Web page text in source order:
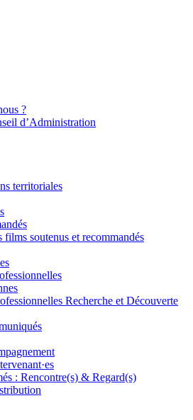
?
d’Administration
territoriales
films soutenus et recommandés
Recherche et Découverte
: Rencontre(s) & Regard(s)